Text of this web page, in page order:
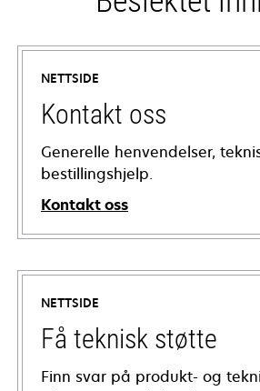
NETTSIDE
Kontakt oss
Generelle henvendelser,
bestillingshjelp.
Kontakt oss
NETTSIDE
Få teknisk støtte
Finn svar på produkt- og